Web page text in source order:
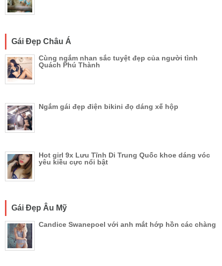
Gái Đẹp Châu Á
Cùng ngắm nhan sắc tuyệt đẹp của người tình
Quách Phú Thành
Ngắm gái đẹp điện bikini đọ dáng xế hộp
Hot girl 9x Lưu Tĩnh Di Trung Quốc khoe dáng vóc
yêu kiều cực nổi bật
Gái Đẹp Âu Mỹ
Candice Swanepoel với anh mắt hớp hồn các chàng